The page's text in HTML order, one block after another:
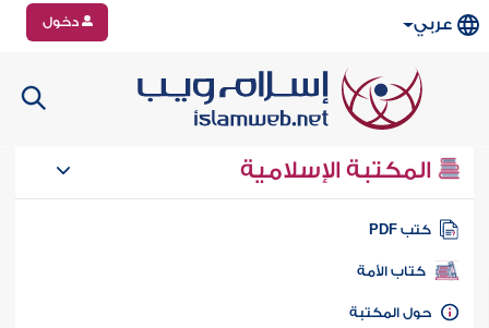
عربي دخول
المكتبة الإسلامية
كتب PDF
كتاب الأمة